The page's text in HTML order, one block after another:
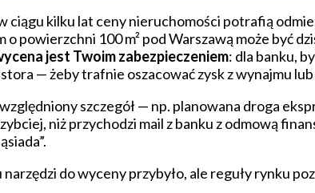
ciągu kilku lat ceny nieruchomości potrafią
o powierzchni 100 m² pod Warszawą może być
jest Twoim zabezpieczeniem: dla banku,
— żeby trafnie oszacować zysk z wynajmu
szczegół — np. planowana droga
niż przychodzi mail z banku z odmową
do wyceny przybyło, ale reguły rynku